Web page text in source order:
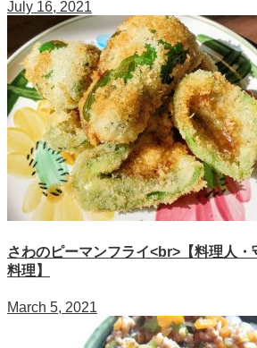
July 16, 2021
さわのピーマンフライ<br>【料理人・
料理】
March 5, 2021